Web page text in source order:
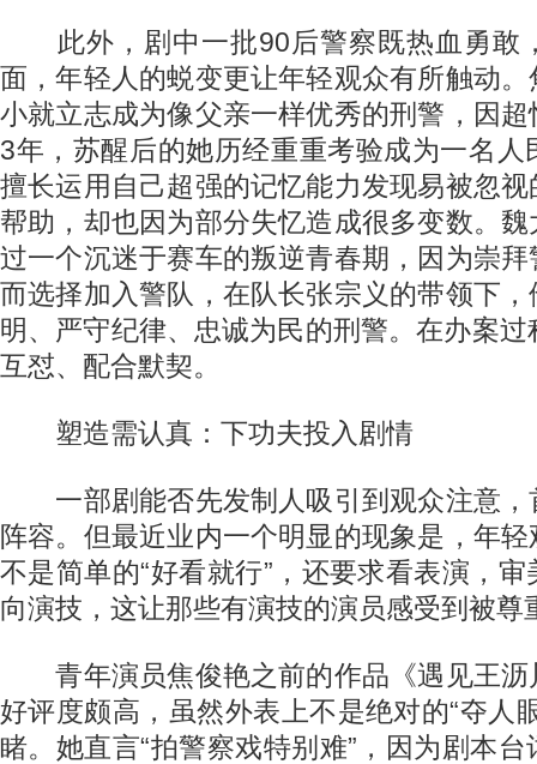
此外，剧中一批90后警察既热血勇敢
面，年轻人的蜕变更让年轻观众有所触动
小就立志成为像父亲一样优秀的刑警，因
3年，苏醒后的她历经重重考验成为一名人
擅长运用自己超强的记忆能力发现易被忽
帮助，却也因为部分失忆造成很多变数。
过一个沉迷于赛车的叛逆青春期，因为崇
而选择加入警队，在队长张宗义的带领下
明、严守纪律、忠诚为民的刑警。在办案过
互怼、配合默契。
塑造需认真：下功夫投入剧情
一部剧能否先发制人吸引到观众注意，
阵容。但最近业内一个明显的现象是，年
不是简单的“好看就行”，还要求看表演，
向演技，这让那些有演技的演员感受到被尊
青年演员焦俊艳之前的作品《遇见王沥
好评度颇高，虽然外表上不是绝对的“夺人
睹。她直言“拍警察戏特别难”，因为剧本